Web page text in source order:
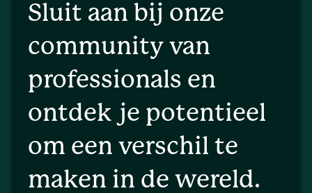
Sluit aan bij onze
community van
professionals en
ontdek je potentieel
om een verschil te
maken in de wereld.